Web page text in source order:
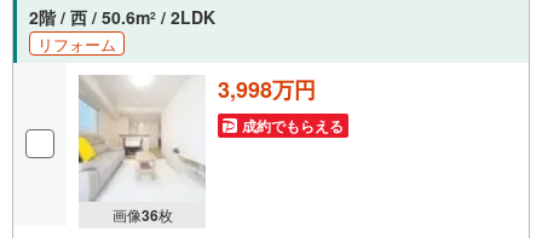
2階 / 西 / 50.6m2 / 2LDK
リフォーム
画像36枚
3,998万円
成約でもらえる